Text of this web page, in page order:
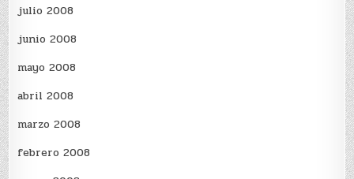
julio 2008
junio 2008
mayo 2008
abril 2008
marzo 2008
febrero 2008